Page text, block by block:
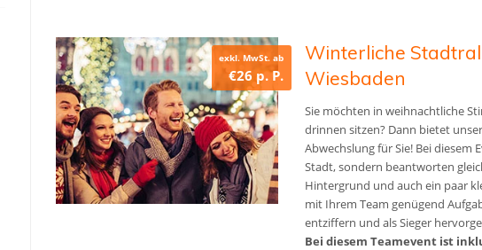
exkl. MwSt. ab
€26 p. P.
Winterliche
Wiesbaden
Sie möchten in weihnachtliche
drinnen sitzen? Dann bietet
Abwechslung für Sie! Bei diesem
Stadt, sondern beantworten
Hintergrund und auch ein paar
mit Ihrem Team genügend
entziffern und als Sieger
Bei diesem Teamevent ist